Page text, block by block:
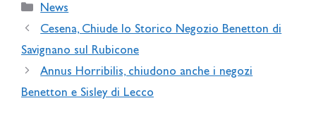
Categories
News
Cesena, Chiude lo Storico Negozio Benetton di
Savignano sul Rubicone
Annus Horribilis, chiudono anche i negozi
Benetton e Sisley di Lecco